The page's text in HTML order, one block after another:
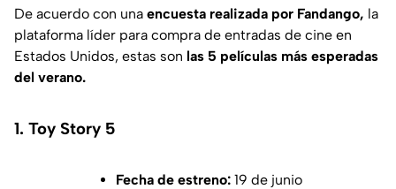
De acuerdo con una encuesta realizada por Fandango, la
plataforma líder para compra de entradas de cine en
Estados Unidos, estas son las 5 películas más esperadas
del verano.
1. Toy Story 5
Fecha de estreno:19 de junio